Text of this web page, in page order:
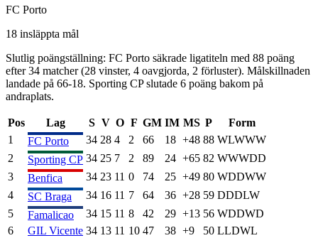
FC Porto
18 insläppta mål
Slutlig poängställning: FC Porto säkrade ligatiteln med 88 poäng
efter34 matcher (28 vinster, 4 oavgjorda, 2 förluster). Målskillnaden
landade på 66-18. Sporting CPslutade 6 poäng bakom på
andraplats.
Pos Lag S V O F GM IM MS P
Form
1
FC Porto 34 28 4 2 66 18 +48 88 WLWWW
2
Sporting CP 34 25 7 2 89 24 +65 82 WWWDD
3
Benfica 34 23 11 0 74 25 +49 80 WDDWW
4
SC Braga 34 16 11 7 64 36 +28 59 DDDLW
5
Famalicao 34 15 11 8 42 29 +13 56 WDDWD
6
GIL Vicente 34 13 11 10 47 38 +9 50 LLDWL